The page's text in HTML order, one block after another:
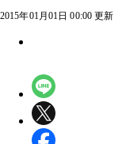
2015年01月01日 00:00 更新